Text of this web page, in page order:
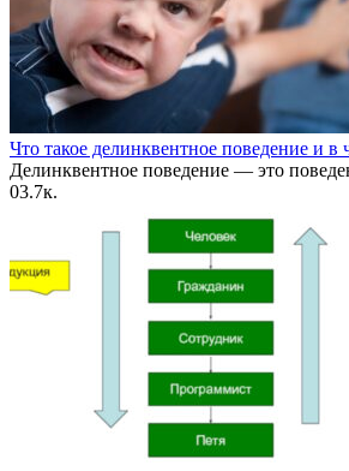
Что такое делинквентное поведение и в
Делинквентное поведение — это
03.7к.